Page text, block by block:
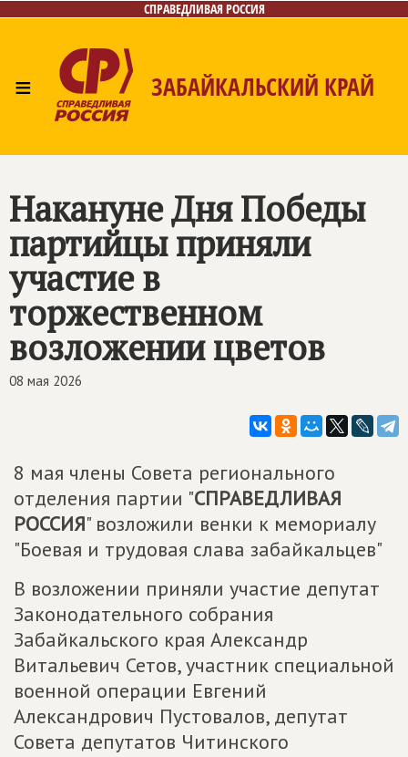
СПРАВЕДЛИВАЯ РОССИЯ
≡ ЗАБАЙКАЛЬСКИЙ КРАЙ
Контакты
Накануне Дня Победы
партийцы приняли
участие в
торжественном
возложении цветов
08 мая 2026
8 мая члены Совета регионального
отделения партии "СПРАВЕДЛИВАЯ
РОССИЯ" возложили венки к мемориалу
"Боевая и трудовая слава забайкальцев"
В возложении приняли участие депутат
Законодательного собрания
Забайкальского края Александр
Витальевич Сетов, участник специальной
военной операции Евгений
Александрович Пустовалов, депутат
Совета депутатов Читинского